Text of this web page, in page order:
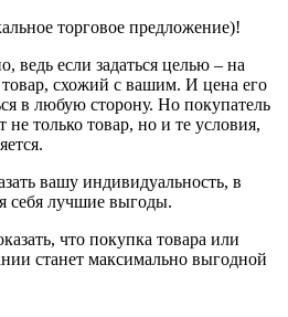
торговое предложение)!
ведь если задаться целью – на
схожий с вашим. И цена его
в любую сторону. Но покупатель
не только товар, но и те условия,
вашу индивидуальность, в
себя лучшие выгоды.
что покупка товара или
станет максимально выгодной